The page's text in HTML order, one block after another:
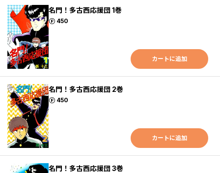
名門！多古西応援団 1巻
450
ポイント
カートに追加
名門！多古西応援団 2巻
450
ポイント
カートに追加
名門！多古西応援団 3巻